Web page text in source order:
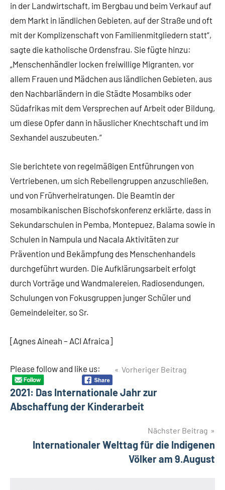
in der Landwirtschaft, im Bergbau und beim Verkauf auf
dem Markt in ländlichen Gebieten, auf der Straße und oft
mit der Komplizenschaft von Familienmitgliedern statt“,
sagte die katholische Ordensfrau. Sie fügte hinzu:
„Menschenhändler locken freiwillige Migranten, vor
allem Frauen und Mädchen aus ländlichen Gebieten, aus
den Nachbarländern in die Städte Mosambiks oder
Südafrikas mit dem Versprechen auf Arbeit oder Bildung,
um diese Opfer dann in häuslicher Knechtschaft und im
Sexhandel auszubeuten.“
Sie berichtete von regelmäßigen Entführungen von
Vertriebenen, um sich Rebellengruppen anzuschließen,
und von Frühverheiratungen. Die Beamtin der
mosambikanischen Bischofskonferenz erklärte, dass in
Sekundarschulen in Pemba, Montepuez, Balama sowie in
Schulen in Nampula und Nacala Aktivitäten zur
Prävention und Bekämpfung des Menschenhandels
durchgeführt wurden. Die Aufklärungsarbeit erfolgt
durch Vorträge und Wandmalereien, Radiosendungen,
Schulungen von Fokusgruppen junger Schüler und
Gemeindeleiter, so Sr.
[Agnes Aineah – ACI Afraica]
Please follow and like us:
BeitragsnavigationVorheriger Beitrag
2021: Das Internationale Jahr zur
Abschaffung der Kinderarbeit
Nächster Beitrag
Internationaler Welttag für die Indigenen
Völker am 9.August